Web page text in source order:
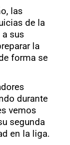
las
de la
sus
la
forma se
durante
vemos
segunda
en la liga.